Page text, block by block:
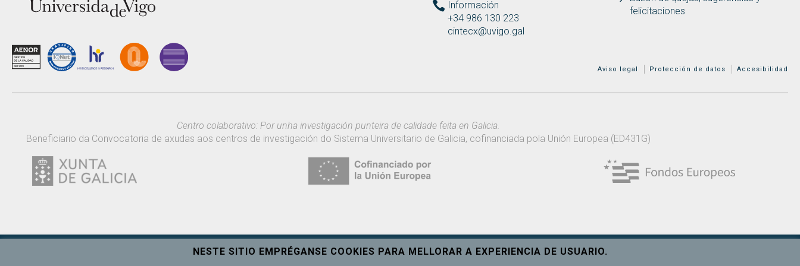
Información
+34 986 130 223
cintecx@uvigo.gal
felicitaciones
MENÚ ADICIONAL
Aviso legal Protección de datos Accesibilidad
Centro colaborativo: Por unha investigación punteira de calidade feita en Galicia.
Beneficiario da Convocatoria de axudas aos centros de investigación do Sistema Universitario de Galicia, cofinanciada pola Unión Europea (ED431G)
NESTE SITIO EMPRÉGANSE COOKIES PARA MELLORAR A EXPERIENCIA DE USUARIO.